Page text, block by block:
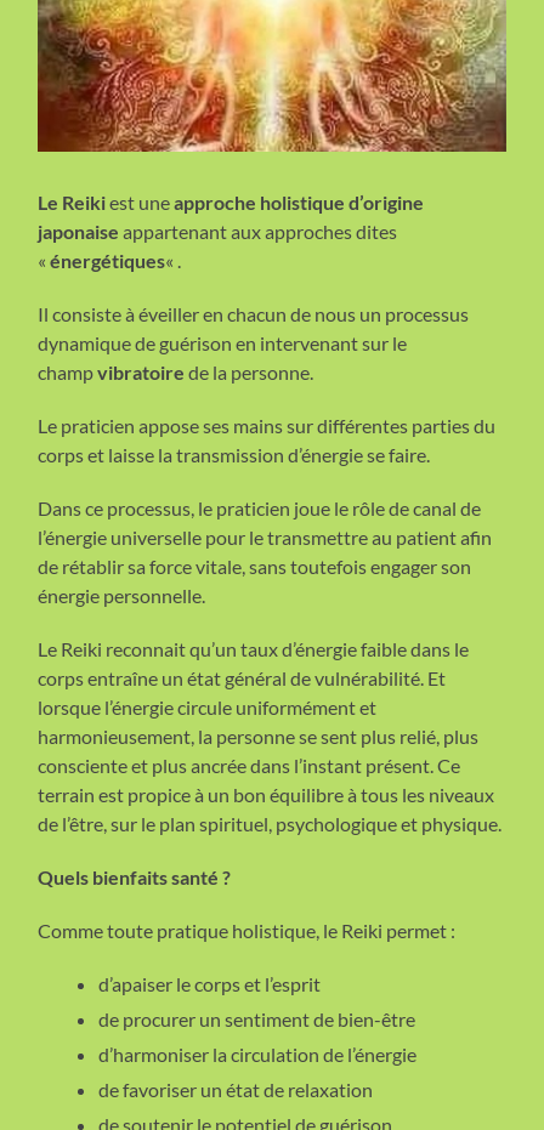
Le Reikiest uneapproche holistique d’origine
japonaise appartenant aux approches dites
«énergétiques« .
Il consiste à éveiller en chacun de nous un processus
dynamique de guérison en intervenant sur le
champvibratoirede la personne.
Le praticien appose ses mains sur différentes parties du
corps et laisse la transmission d’énergie se faire.
Dans ce processus, le praticien joue le rôle de canal de
l’énergie universelle pour le transmettre au patient afin
de rétablir sa force vitale, sans toutefois engager son
énergie personnelle.
Le Reiki reconnait qu’un taux d’énergie faible dans le
corps entraîne un état général de vulnérabilité. Et
lorsque l’énergie circule uniformément et
harmonieusement, la personne se sent plus relié, plus
consciente et plus ancrée dans l’instant présent. Ce
terrain est propice à un bon équilibre à tous les niveaux
de l’être, sur le plan spirituel, psychologique et physique.
Quels bienfaits santé ?
Comme toute pratique holistique, le Reiki permet :
d’apaiser le corps et l’esprit
de procurer un sentiment de bien-être
d’harmoniser la circulation de l’énergie
de favoriser un état de relaxation
de soutenir le potentiel de guérison